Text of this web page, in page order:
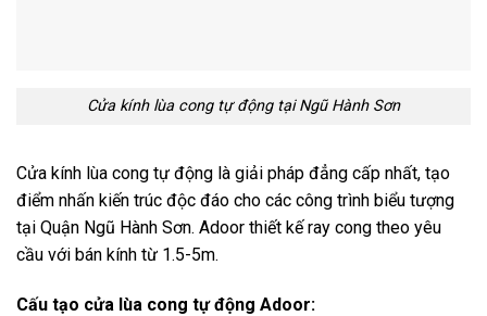
Cửa kính lùa cong tự động tại Ngũ Hành Sơn
Cửa kính lùa cong tự động là giải pháp đẳng cấp nhất, tạo
điểm nhấn kiến trúc độc đáo cho các công trình biểu tượng
tại Quận Ngũ Hành Sơn. Adoor thiết kế ray cong theo yêu
cầu với bán kính từ 1.5-5m.
Cấu tạo cửa lùa cong tự động Adoor: